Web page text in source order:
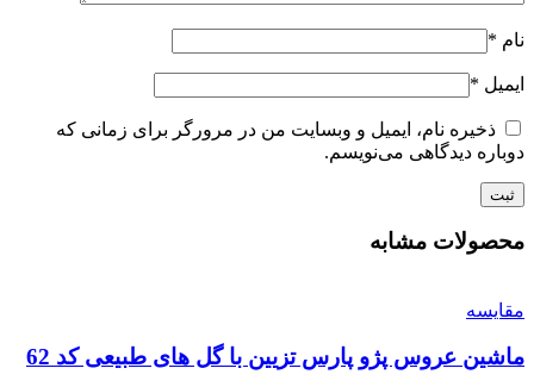
نام *
ایمیل *
ذخیره نام، ایمیل و وبسایت من در مرورگر برای زمانی که
دوباره دیدگاهی می‌نویسم.
محصولات مشابه
مقايسه
ماشین عروس پژو پارس تزیین با گل های طبیعی کد 62